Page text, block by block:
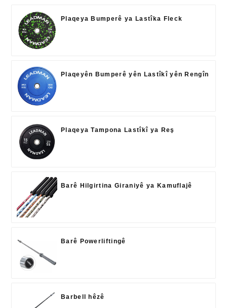
Plaqeya Bumperê ya Lastîka Fleck
Plaqeyên Bumperê yên Lastîkî yên Rengîn
Plaqeya Tampona Lastîkî ya Reş
Barê Hilgirtina Giraniyê ya Kamuflajê
Barê Powerliftingê
Barbell hêzê